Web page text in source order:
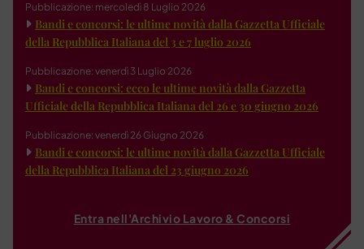
Pubblicazione: mercoledì 8 Luglio 2026
Bandi e concorsi: le ultime novità dalla Gazzetta Ufficiale
della Repubblica Italiana del 3 e 7 luglio 2026
Pubblicazione: venerdì 3 Luglio 2026
Bandi e concorsi: ecco le ultime novità dalla Gazzetta
Ufficiale della Repubblica Italiana del 26 e 30 giugno 2026
Pubblicazione: venerdì 26 Giugno 2026
Bandi e concorsi: le ultime novità dalla Gazzetta Ufficiale
della Repubblica Italiana del 23 giugno 2026
Entra nell'Archivio Lavoro & Concorsi